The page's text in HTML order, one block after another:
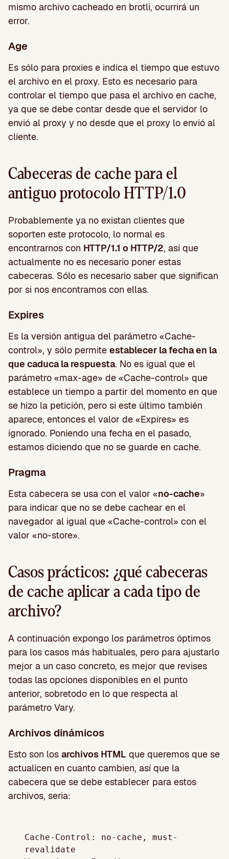
mismo archivo cacheado en brotli, ocurrirá un
error.
Age
Es sólo para proxies e indica el tiempo que estuvo
el archivo en el proxy. Esto es necesario para
controlar el tiempo que pasa el archivo en cache,
ya que se debe contar desde que el servidor lo
envió al proxy y no desde que el proxy lo envió al
cliente.
Cabeceras de cache para el
antiguo protocolo HTTP/1.0
Probablemente ya no existan clientes que
soporten este protocolo, lo normal es
encontrarnos con HTTP/1.1 o HTTP/2, así que
actualmente no es necesario poner estas
cabeceras. Sólo es necesario saber que significan
por si nos encontramos con ellas.
Expires
Es la versión antigua del parámetro «Cache-
control», y sólo permite establecer la fecha en la
que caduca la respuesta. No es igual que el
parámetro «max-age» de «Cache-control» que
establece un tiempo a partir del momento en que
se hizo la petición, pero si este último también
aparece, entonces el valor de «Expires» es
ignorado. Poniendo una fecha en el pasado,
estamos diciendo que no se guarde en cache.
Pragma
Esta cabecera se usa con el valor «no-cache»
para indicar que no se debe cachear en el
navegador al igual que «Cache-control» con el
valor «no-store».
Casos prácticos: ¿qué cabeceras
de cache aplicar a cada tipo de
archivo?
A continuación expongo los parámetros óptimos
para los casos más habituales, pero para ajustarlo
mejor a un caso concreto, es mejor que revises
todas las opciones disponibles en el punto
anterior, sobretodo en lo que respecta al
parámetro Vary.
Archivos dinámicos
Esto son los archivos HTML que queremos que se
actualicen en cuanto cambien, así que la
cabecera que se debe establecer para estos
archivos, seria:
Cache-Control: no-cache, must-
revalidate